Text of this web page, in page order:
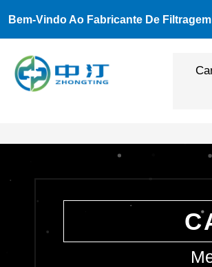
Conteúdo
Bem-Vindo Ao Fabricante De